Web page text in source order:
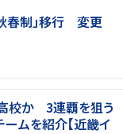
春制」移行 変更
校か 3連覇を狙う
ムを紹介【近畿イ